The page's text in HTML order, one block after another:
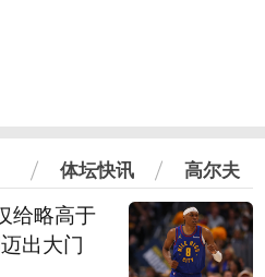
体坛快讯 高尔夫
给略高于
出大门